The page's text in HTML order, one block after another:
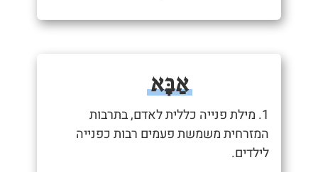
אַבָּא
1. מילת פנייה כללית לאדם, בתרבות
המזרחית משמשת פעמים רבות כפנייה
לילדים.